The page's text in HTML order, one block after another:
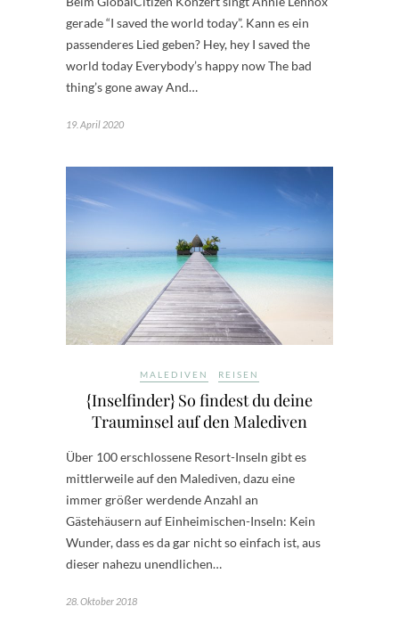
gerade “I saved the world today”. Kann es ein
passenderes Lied geben? Hey, hey I saved the
world today Everybody’s happy now The bad
thing’s gone away And…
19. April 2020
MALEDIVEN REISEN
{Inselfinder} So findest du deine
Trauminsel auf den Malediven
Über 100 erschlossene Resort-Inseln gibt es
mittlerweile auf den Malediven, dazu eine
immer größer werdende Anzahl an
Gästehäusern auf Einheimischen-Inseln: Kein
Wunder, dass es da gar nicht so einfach ist, aus
dieser nahezu unendlichen…
28. Oktober 2018